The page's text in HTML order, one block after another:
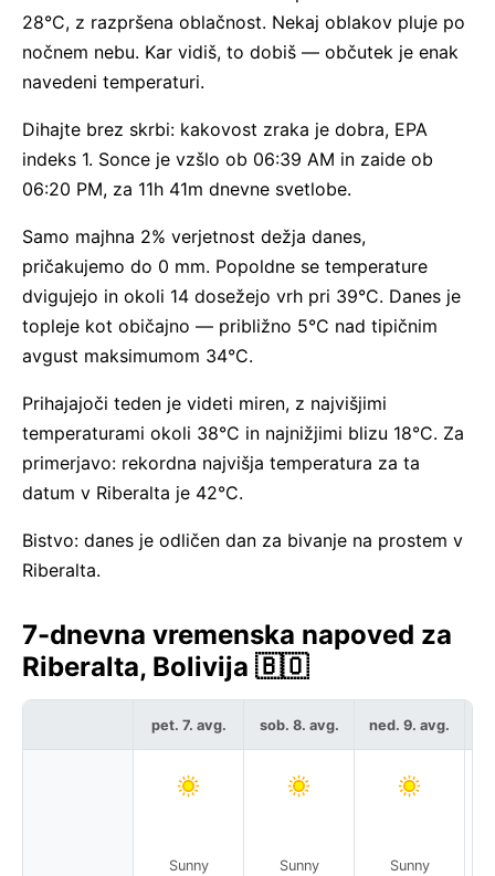
28°C, z razpršena oblačnost. Nekaj oblakov pluje po
nočnem nebu. Kar vidiš, to dobiš — občutek je enak
navedeni temperaturi.
Dihajte brez skrbi: kakovost zraka je dobra, EPA
indeks 1. Sonce je vzšlo ob 06:39 AM in zaide ob
06:20 PM, za 11h 41m dnevne svetlobe.
Samo majhna 2% verjetnost dežja danes,
pričakujemo do 0 mm. Popoldne se temperature
dvigujejo in okoli 14 dosežejo vrh pri 39°C. Danes je
topleje kot običajno — približno 5°C nad tipičnim
avgust maksimumom 34°C.
Prihajajoči teden je videti miren, z najvišjimi
temperaturami okoli 38°C in najnižjimi blizu 18°C. Za
primerjavo: rekordna najvišja temperatura za ta
datum v Riberalta je 42°C.
Bistvo: danes je odličen dan za bivanje na prostem v
Riberalta.
7-dnevna vremenska napoved za
Riberalta, Bolivija 🇧🇴
pet. 7. avg.
Sunny
sob. 8. avg.
Sunny
ned. 9. avg.
Sunny